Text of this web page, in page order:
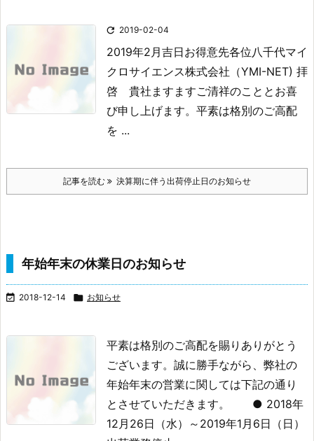
 2019-02-04
2019年2月吉日お得意先各位八千代マイ
クロサイエンス株式会社 （YMI-NET) 拝
啓 貴社ますますご清祥のこととお喜
び申し上げます。平素は格別のご高配
を ...
記事を読む 決算期に伴う出荷停止日のお知らせ
年始年末の休業日のお知らせ
 2018-12-14  お知らせ
平素は格別のご高配を賜りありがとう
ございます。 誠に勝手ながら、弊社の
年始年末の営業に関しては下記の通り
とさせていただきます。
● 2018年
12月26日（水）～2019年1月6日（日）